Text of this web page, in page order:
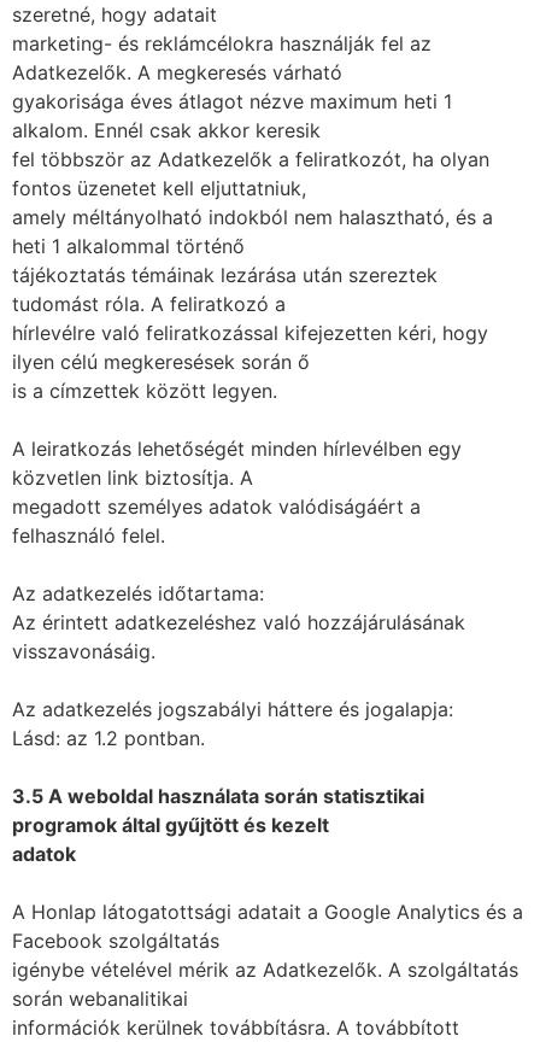
szeretné, hogy adatait
marketing- és reklámcélokra használják fel az
Adatkezelők. A megkeresés várható
gyakorisága éves átlagot nézve maximum heti 1
alkalom. Ennél csak akkor keresik
fel többször az Adatkezelők a feliratkozót, ha olyan
fontos üzenetet kell eljuttatniuk,
amely méltányolható indokból nem halasztható, és a
heti 1 alkalommal történő
tájékoztatás témáinak lezárása után szereztek
tudomást róla. A feliratkozó a
hírlevélre való feliratkozással kifejezetten kéri, hogy
ilyen célú megkeresések során ő
is a címzettek között legyen.
A leiratkozás lehetőségét minden hírlevélben egy
közvetlen link biztosítja. A
megadott személyes adatok valódiságáért a
felhasználó felel.
Az adatkezelés időtartama:
Az érintett adatkezeléshez való hozzájárulásának
visszavonásáig.
Az adatkezelés jogszabályi háttere és jogalapja:
Lásd: az 1.2 pontban.
3.5 A weboldal használata során statisztikai
programok által gyűjtött és kezelt
adatok
A Honlap látogatottsági adatait a Google Analytics és a
Facebook szolgáltatás
igénybe vételével mérik az Adatkezelők. A szolgáltatás
során webanalitikai
információk kerülnek továbbításra. A továbbított